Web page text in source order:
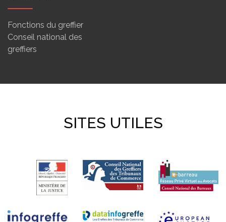
Fonctions du greffier
Conseil national des
greffiers
SITES UTILES